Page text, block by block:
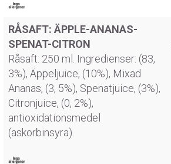
RÅSAFT: ÄPPLE-ANANAS-
SPENAT-CITRON
Råsaft: 250 ml. Ingredienser: (83,
3%), Äppeljuice, (10%), Mixad
Ananas, (3, 5%), Spenatjuice, (3%),
Citronjuice, (0, 2%),
antioxidationsmedel
(askorbinsyra).